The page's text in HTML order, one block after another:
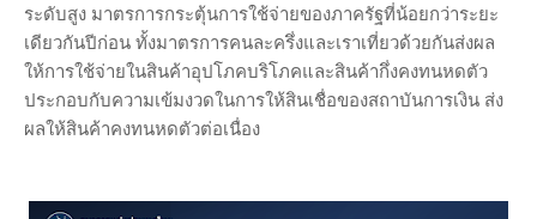
ระดับสูง มาตรการกระตุ้นการใช้จ่ายของภาครัฐที่น้อยกว่าระยะ
เดียวกันปีก่อน ทั้งมาตรการคนละครึ่งและเราเที่ยวด้วยกันส่งผล
ให้การใช้จ่ายในสินค้าอุปโภคบริโภคและสินค้ากึ่งคงทนหดตัว
ประกอบกับความเข้มงวดในการให้สินเชื่อของสถาบันการเงิน ส่ง
ผลให้สินค้าคงทนหดตัวต่อเนื่อง